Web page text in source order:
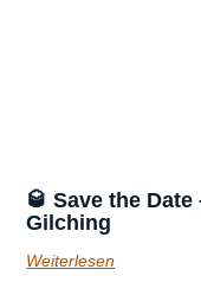
🥃 Save the
Gilching
Weiterlesen